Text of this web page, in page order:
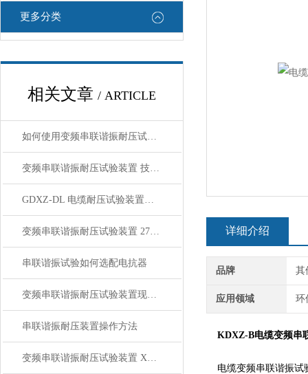
更多分类
相关文章 / ARTICLE
如何使用变频串联谐振耐压试验装置进行高压试验？
变频串联谐振耐压试验装置 技术方案XZB-108kVA/27kV×4
GDXZ-DL 电缆耐压试验装置产品特征
变频串联谐振耐压试验装置 270kVA/270kV技术方案
串联谐振试验如何选配电抗器
变频串联谐振耐压试验装置现场试验操作规程
串联谐振耐压装置操作方法
变频串联谐振耐压试验装置 XZB-75kVA/75kV
详细介绍
品牌 其
应用领域 环
KDXZ-B电缆变频串
电缆变频串联谐振试